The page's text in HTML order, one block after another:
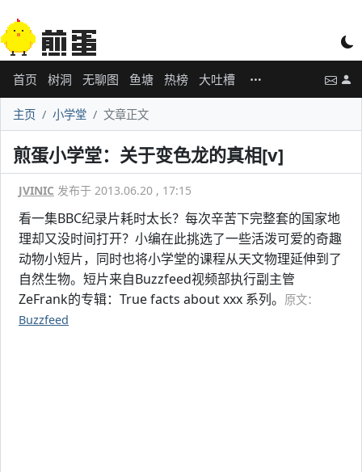
首页 树洞 无聊图 鱼塘 热榜 大吐槽
主页 小学堂 文章正文
煎蛋小学堂：关于变色龙的真相[v]
JVINIC 发布于 2013.06.20 , 17:15
看一集BBC纪录片耗时太长？每次辛苦下完整套的国家地
理却又没时间打开？小编在此挑选了一些活泼可爱的奇趣
动物小短片，同时也将小学堂的课程从天文物理延伸到了
自然生物。短片来自Buzzfeed视频部执行副主管
ZeFrank的专辑：True facts about xxx 系列。 原文：
Buzzfeed